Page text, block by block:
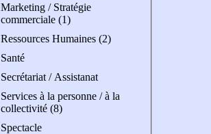
Marketing / Stratégie
commerciale (1)
Ressources Humaines (2)
Santé
Secrétariat / Assistanat
Services à la personne / à la
collectivité (8)
Spectacle